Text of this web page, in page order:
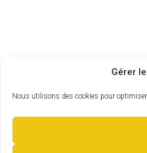
Gérer
Nous utilisons des cookies pour optimiser